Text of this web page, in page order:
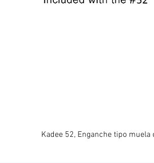
Kadee 52, Enganche tipo